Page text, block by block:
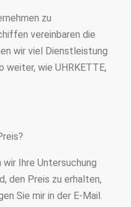
zu
vereinbaren die
wir viel Dienstleistung
weiter, wie UHRKETTE,
Ihre Untersuchung
den Preis zu erhalten,
Sie mir in der E-Mail.